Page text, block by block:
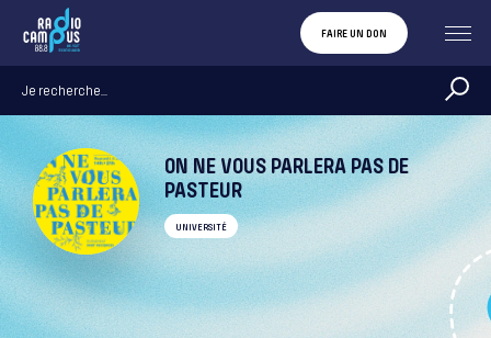
FAIRE UN DON
ON NE VOUS PARLERA PAS DE
PASTEUR
UNIVERSITÉ